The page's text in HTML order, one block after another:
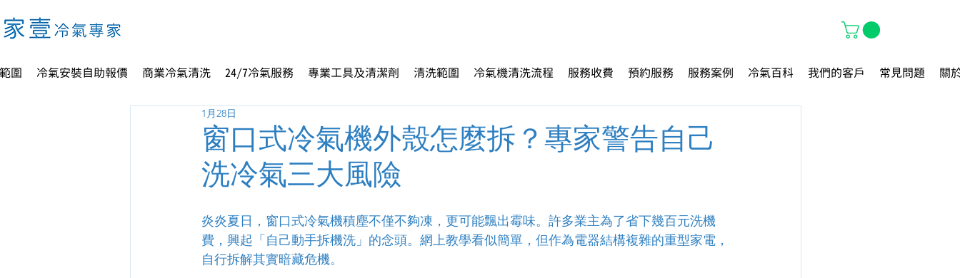
圍 冷氣安裝自助報價 商業冷氣清洗 24/7冷氣服務 專業工具及清潔劑 清洗範圍 冷氣機清洗流程 服務收費 預約服務 服務案例 冷氣百科 我們的客戶 常見問題 關
窗口式冷氣機外殼怎麼拆？專家警告自己
洗冷氣三大風險
1月28日
炎炎夏日，窗口式冷氣機積塵不僅不夠凍，更可能飄出霉味。許多業主為了省下幾百元洗機
費，興起「自己動手拆機洗」的念頭。網上教學看似簡單，但作為電器結構複雜的重型家電，
自行拆解其實暗藏危機。